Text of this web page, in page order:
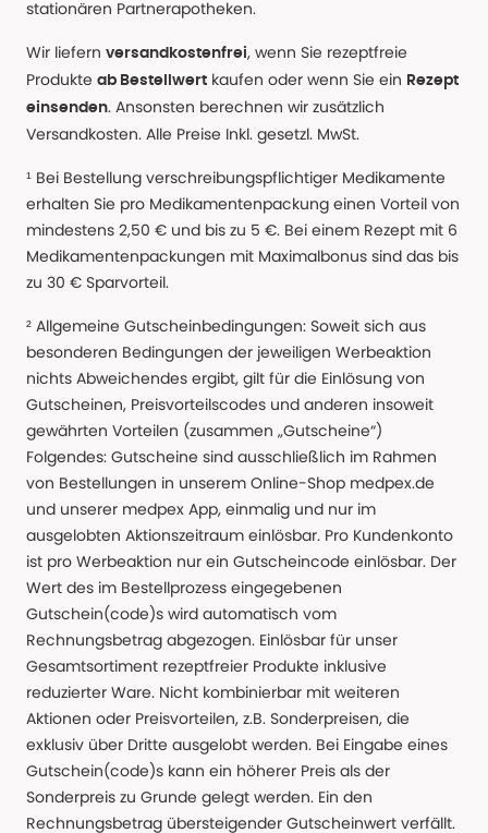
stationären Partnerapotheken.
Wir liefern versandkostenfrei, wenn Sie rezeptfreie
Produkte ab Bestellwert kaufen oder wenn Sie ein Rezept
einsenden. Ansonsten berechnen wir zusätzlich
Versandkosten. Alle Preise Inkl. gesetzl. MwSt.
¹ Bei Bestellung verschreibungspflichtiger Medikamente
erhalten Sie pro Medikamentenpackung einen Vorteil von
mindestens 2,50 € und bis zu 5 €. Bei einem Rezept mit 6
Medikamentenpackungen mit Maximalbonus sind das bis
zu 30 € Sparvorteil.
² Allgemeine Gutscheinbedingungen: Soweit sich aus
besonderen Bedingungen der jeweiligen Werbeaktion
nichts Abweichendes ergibt, gilt für die Einlösung von
Gutscheinen, Preisvorteilscodes und anderen insoweit
gewährten Vorteilen (zusammen „Gutscheine“)
Folgendes: Gutscheine sind ausschließlich im Rahmen
von Bestellungen in unserem Online-Shop medpex.de
und unserer medpex App, einmalig und nur im
ausgelobten Aktionszeitraum einlösbar. Pro Kundenkonto
ist pro Werbeaktion nur ein Gutscheincode einlösbar. Der
Wert des im Bestellprozess eingegebenen
Gutschein(code)s wird automatisch vom
Rechnungsbetrag abgezogen. Einlösbar für unser
Gesamtsortiment rezeptfreier Produkte inklusive
reduzierter Ware. Nicht kombinierbar mit weiteren
Aktionen oder Preisvorteilen, z.B. Sonderpreisen, die
exklusiv über Dritte ausgelobt werden. Bei Eingabe eines
Gutschein(code)s kann ein höherer Preis als der
Sonderpreis zu Grunde gelegt werden. Ein den
Rechnungsbetrag übersteigender Gutscheinwert verfällt.